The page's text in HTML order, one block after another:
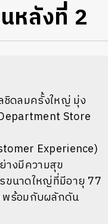
หลังที่ 2
ชิดลมครั้งใหญ่ มุ่ง
Store
Experience)
างมีความสุข
ขนาดใหญ่ที่มีอายุ 77
พร้อมกับผลักดัน